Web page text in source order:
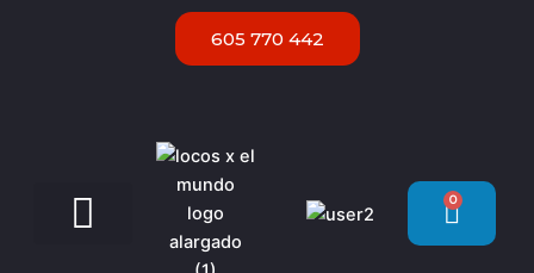
605 770 442
0